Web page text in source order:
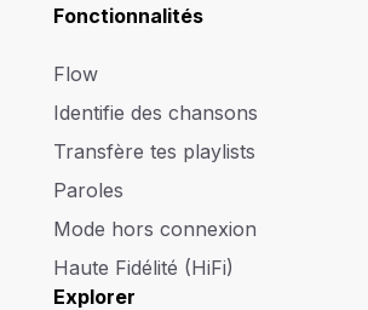
Fonctionnalités
Flow
Identifie des chansons
Transfère tes playlists
Paroles
Mode hors connexion
Haute Fidélité (HiFi)
Explorer